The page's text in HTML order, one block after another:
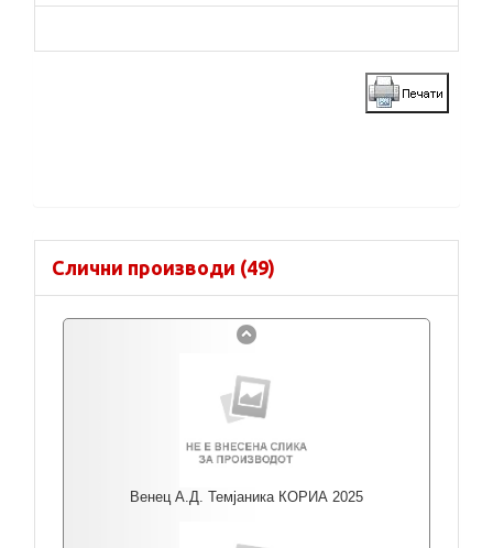
Слични производи (49)
Венец А.Д. Темјаника КОРИА 2025